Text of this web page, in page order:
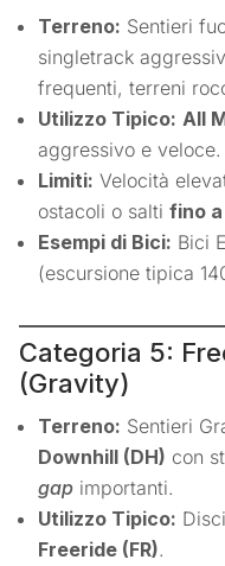
Terreno: Sentieri
singletrack
frequenti, terreni
Utilizzo Tipico: All
aggressivo e veloce.
Limiti: Velocità
ostacoli o saltifino a
Esempi di Bici: Bici
(escursione tipica
Categoria 5:
(Gravity)
Terreno: Sentieri
Downhill (DH) con
gap importanti.
Utilizzo Tipico:
Freeride (FR).